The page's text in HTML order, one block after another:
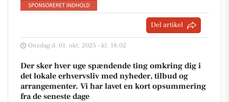
Del artikel
Onsdag d. 01. okt. 2025 - kl. 18:02
Der sker hver uge spændende ting omkring dig i
det lokale erhvervsliv med nyheder, tilbud og
arrangementer. Vi har lavet en kort opsummering
fra de seneste dage